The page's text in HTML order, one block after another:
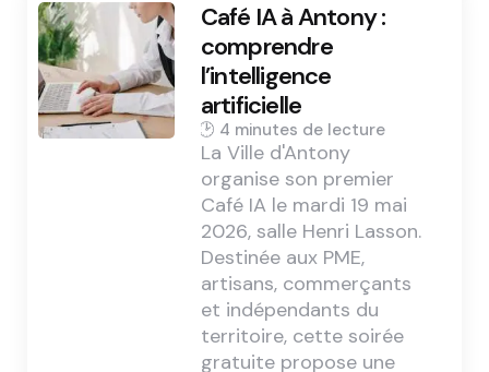
Café IA à Antony :
comprendre
l’intelligence
artificielle
4 min
La Ville d'Antony
organise son premier
Café IA le mardi 19 mai
2026, salle Henri Lasson.
Destinée aux PME,
artisans, commerçants
et indépendants du
territoire, cette soirée
gratuite propose une